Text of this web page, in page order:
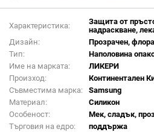
Характеристика:
Защита от
надраскване,
Дизайн:
Прозрачен,
Тип:
Наполовина
Име на марката:
ЛИКЕРИ
Произход:
Континентален
Съвместима марка:
Samsung
Материал:
Силикон
Особеност:
Мек, сладък,
Търговия на едро:
поддържа